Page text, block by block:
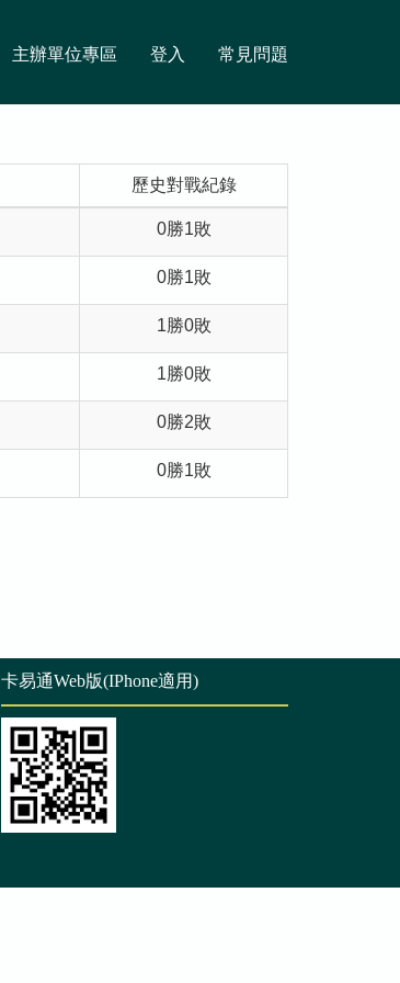
主辦單位專區 登入 常見問題
歷史對戰紀錄
0勝1敗
0勝1敗
1勝0敗
1勝0敗
0勝2敗
0勝1敗
卡易通Web版(IPhone適用)